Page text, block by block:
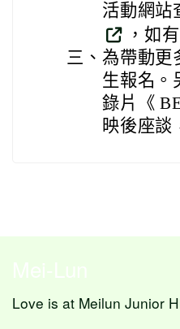
活動網站
，如有
三、 為帶動更
生報名。
錄片《
映後座談
Mei-Lun
Love is at Meilun Junior